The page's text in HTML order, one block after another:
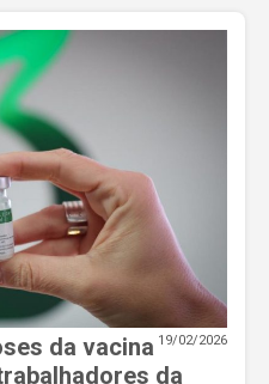
19/02/2026
da vacina
da